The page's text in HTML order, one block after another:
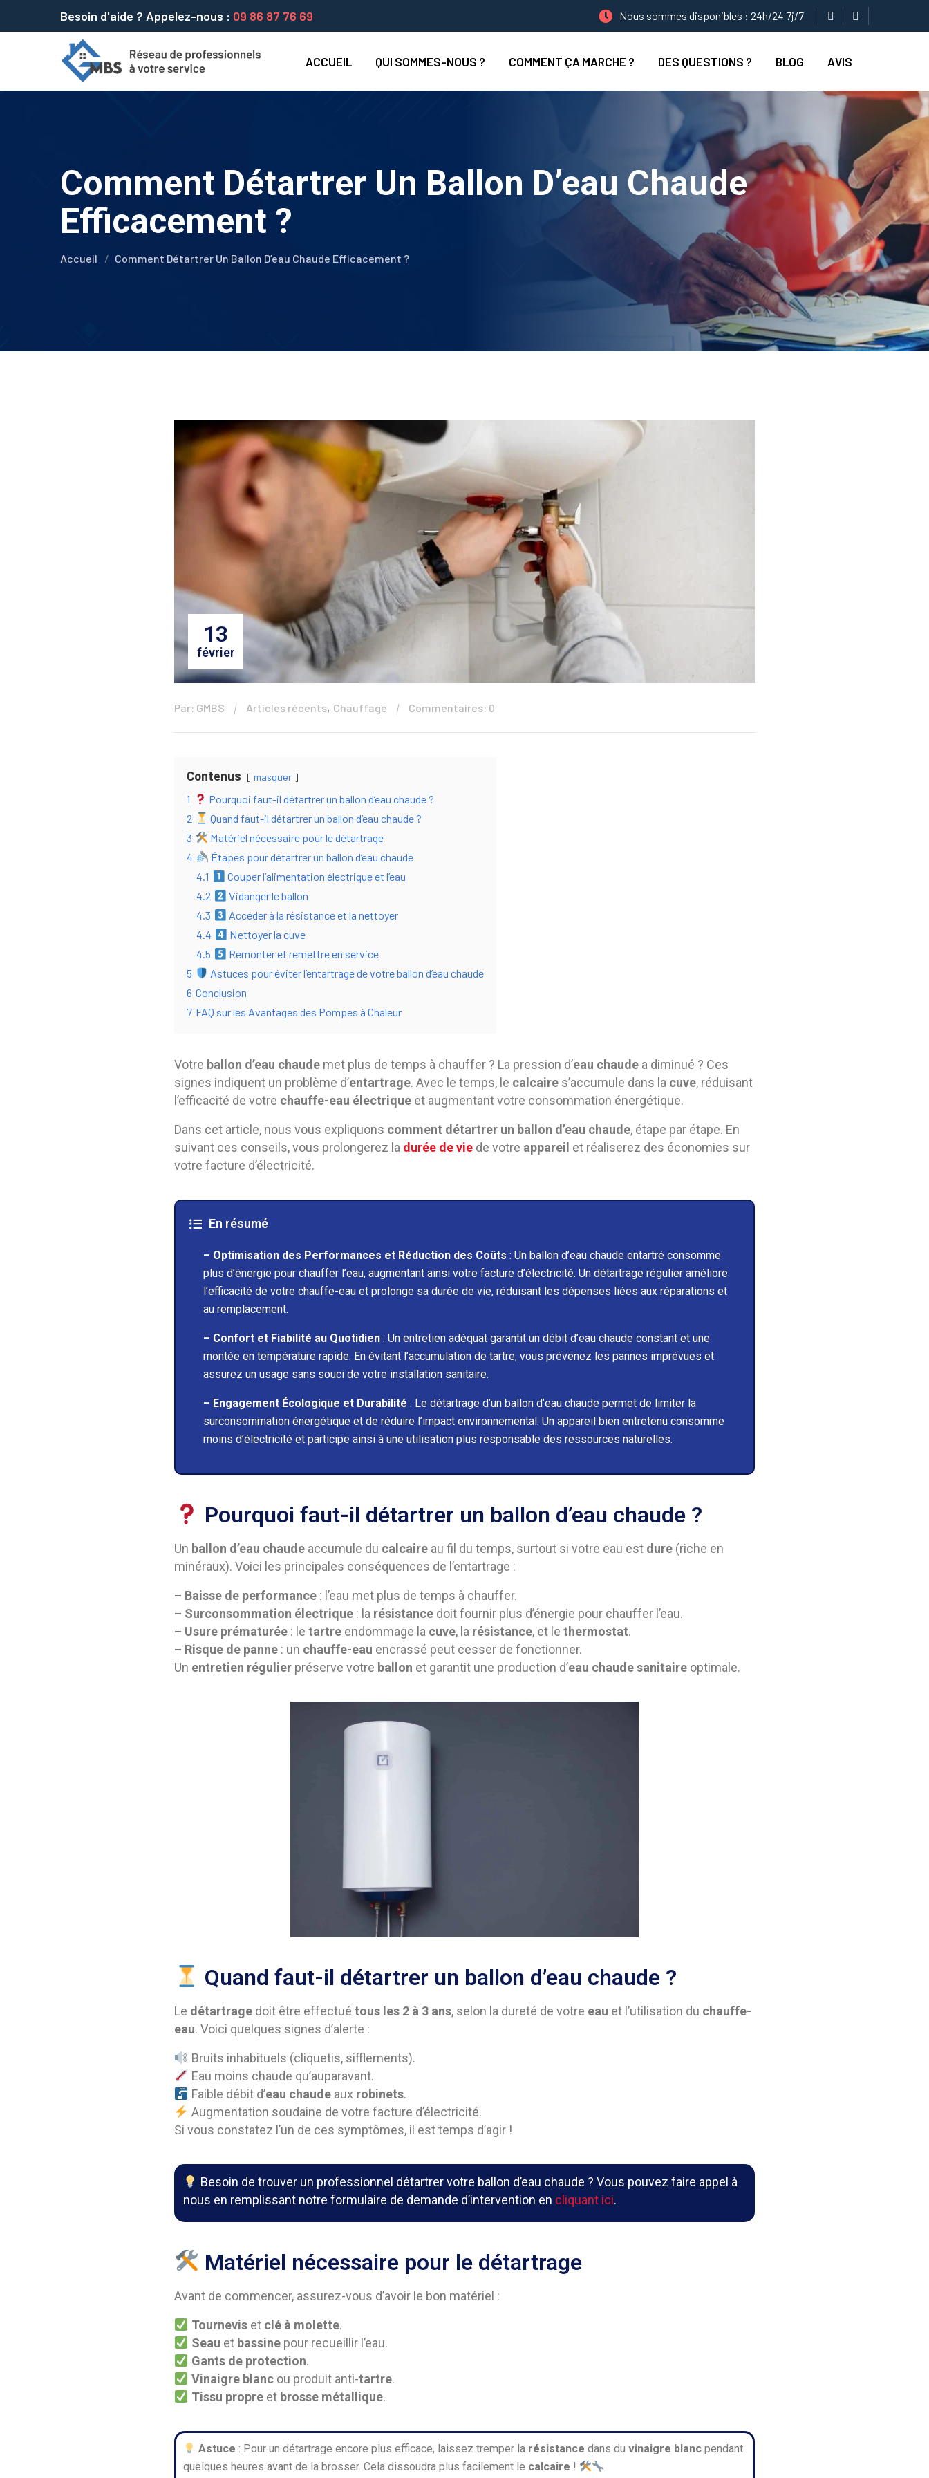
Besoin d'aide ? Appelez-nous : 09 86 87 76 69 Nous sommes disponibles : 24h/24 7j/7
ACCUEIL QUI SOMMES-NOUS ? COMMENT ÇA MARCHE ? DES QUESTIONS ? BLOG AVIS
Comment Détartrer Un Ballon D’eau Chaude
Efficacement ?
Accueil Comment Détartrer Un Ballon D’eau Chaude Efficacement ?
13
février
Par: GMBS Articles récents, Chauffage Commentaires: 0
Contenus masquer
1
Pourquoi faut-il détartrer un ballon d’eau chaude ?
2
Quand faut-il détartrer un ballon d’eau chaude ?
3
Matériel nécessaire pour le détartrage
4
Étapes pour détartrer un ballon d’eau chaude
4.1
Couper l’alimentation électrique et l’eau
4.2
Vidanger le ballon
4.3
Accéder à la résistance et la nettoyer
4.4
Nettoyer la cuve
4.5
Remonter et remettre en service
5
Astuces pour éviter l’entartrage de votre ballon d’eau chaude
6 Conclusion
7 FAQ sur les Avantages des Pompes à Chaleur
Votre ballon d’eau chaude met plus de temps à chauffer ? La pression d’eau chaude a diminué ? Ces
signes indiquent un problème d’entartrage. Avec le temps, le calcaire s’accumule dans la cuve, réduisant
l’efficacité de votre chauffe-eau électrique et augmentant votre consommation énergétique.
Dans cet article, nous vous expliquons comment détartrer un ballon d’eau chaude, étape par étape. En
suivant ces conseils, vous prolongerez la durée de vie de votre appareil et réaliserez des économies sur
votre facture d’électricité.
En résumé
– Optimisation des Performances et Réduction des Coûts : Un ballon d’eau chaude entartré consomme
plus d’énergie pour chauffer l’eau, augmentant ainsi votre facture d’électricité. Un détartrage régulier améliore
l’efficacité de votre chauffe-eau et prolonge sa durée de vie, réduisant les dépenses liées aux réparations et
au remplacement.
– Confort et Fiabilité au Quotidien : Un entretien adéquat garantit un débit d’eau chaude constant et une
montée en température rapide. En évitant l’accumulation de tartre, vous prévenez les pannes imprévues et
assurez un usage sans souci de votre installation sanitaire.
– Engagement Écologique et Durabilité : Le détartrage d’un ballon d’eau chaude permet de limiter la
surconsommation énergétique et de réduire l’impact environnemental. Un appareil bien entretenu consomme
moins d’électricité et participe ainsi à une utilisation plus responsable des ressources naturelles.
Pourquoi faut-il détartrer un ballon d’eau chaude ?
Un ballon d’eau chaude accumule du calcaire au fil du temps, surtout si votre eau est dure (riche en
minéraux). Voici les principales conséquences de l’entartrage :
– Baisse de performance : l’eau met plus de temps à chauffer.
– Surconsommation électrique : la résistance doit fournir plus d’énergie pour chauffer l’eau.
– Usure prématurée : le tartre endommage la cuve, la résistance, et le thermostat.
– Risque de panne : un chauffe-eau encrassé peut cesser de fonctionner.
Un entretien régulier préserve votre ballon et garantit une production d’eau chaude sanitaire optimale.
Quand faut-il détartrer un ballon d’eau chaude ?
Le détartrage doit être effectué tous les 2 à 3 ans, selon la dureté de votre eau et l’utilisation du chauffe-
eau. Voici quelques signes d’alerte :
Bruits inhabituels (cliquetis, sifflements).
Eau moins chaude qu’auparavant.
Faible débit d’eau chaudeaux robinets.
Augmentation soudaine de votre facture d’électricité.
Si vous constatez l’un de ces symptômes, il est temps d’agir !
Besoin de trouver un professionnel détartrer votre ballon d’eau chaude ? Vous pouvez faire appel à
nous en remplissant notre formulaire de demande d’intervention en cliquant ici.
Matériel nécessaire pour le détartrage
Avant de commencer, assurez-vous d’avoir le bon matériel :
Tourneviset clé à molette.
Seau et bassinepour recueillir l’eau.
Gants de protection.
Vinaigre blancou produit anti-tartre.
Tissu propreet brosse métallique.
Astuce : Pour un détartrage encore plus efficace, laissez tremper la résistance dans duvinaigre blanc pendant
quelques heures avant de la brosser. Cela dissoudra plus facilement le calcaire !